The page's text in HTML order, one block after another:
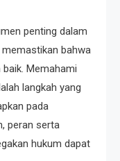
penting dalam
bahwa
Memahami
langkah yang
pada
peran serta
hukum dapat